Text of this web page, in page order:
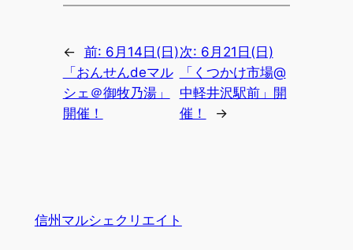
← 前: 6月14日(日)
「おんせんdeマル
シェ＠御牧乃湯」
開催！
次: 6月21日(日)
「くつかけ市場@
中軽井沢駅前」開
催！
→
信州マルシェクリエイト